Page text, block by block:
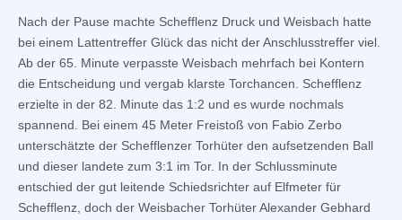
Nach der Pause machte Schefflenz Druck und Weisbach hatte
bei einem Lattentreffer Glück das nicht der Anschlusstreffer viel.
Ab der 65. Minute verpasste Weisbach mehrfach bei Kontern
die Entscheidung und vergab klarste Torchancen. Schefflenz
erzielte in der 82. Minute das 1:2 und es wurde nochmals
spannend. Bei einem 45 Meter Freistoß von Fabio Zerbo
unterschätzte der Schefflenzer Torhüter den aufsetzenden Ball
und dieser landete zum 3:1 im Tor. In der Schlussminute
entschied der gut leitende Schiedsrichter auf Elfmeter für
Schefflenz, doch der Weisbacher Torhüter Alexander Gebhard